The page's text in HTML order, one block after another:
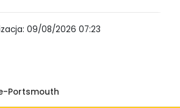
09/08/2026 07:23
Portsmouth